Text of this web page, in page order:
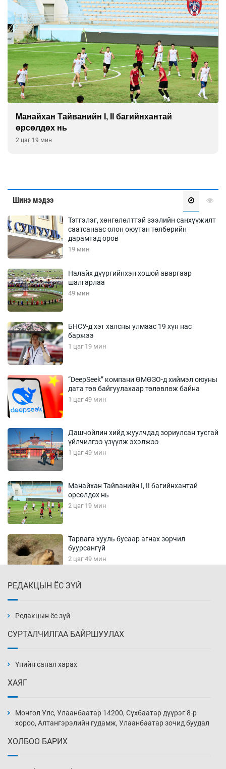
Манайхан Тайванийн I, II багийнхантай
өрсөлдөх нь
2 цаг 19 мин
Шинэ мэдээ
Тэтгэлэг, хөнгөлөлттэй зээлийн санхүүжилт
саатсанаас олон оюутан төлбөрийн
дарамтад оров
19 мин
Налайх дүүргийнхэн хошой аваргаар
шалгарлаа
49 мин
БНСУ-д хэт халсны улмаас 19 хүн нас
баржээ
1 цаг 19 мин
“DeepSeek” компани ӨМӨЗО-д хиймэл оюуны
дата төв байгуулахаар төлөвлөж байна
1 цаг 49 мин
Дашчойлин хийд жуулчдад зориулсан тусгай
үйлчилгээ үзүүлж эхэлжээ
1 цаг 49 мин
Манайхан Тайванийн I, II багийнхантай
өрсөлдөх нь
2 цаг 19 мин
Тарвага хууль бусаар агнах зөрчил
буурсангүй
2 цаг 49 мин
3 цаг 19 мин
3 цаг 49 мин
4 цаг 19 мин
РЕДАКЦЫН ЁС ЗҮЙ
Редакцын ёс зүй
СУРТАЛЧИЛГАА БАЙРШУУЛАХ
Үнийн санал харах
ХАЯГ
Монгол Улс, Улаанбаатар 14200, Сүхбаатар дүүрэг 8-р
хороо, Алтангэрэлийн гудамж, Улаанбаатар зочид буудал
ХОЛБОО БАРИХ